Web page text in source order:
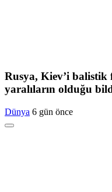
Rusya, Kiev’i balistik
yaralıların olduğu
Dünya 6 gün önce